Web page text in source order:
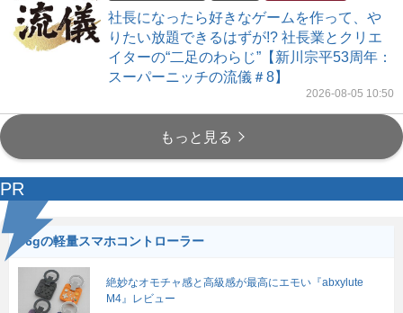
社長になったら好きなゲームを作って、や
りたい放題できるはずが!? 社長業とクリエ
イターの“二足のわらじ”【新川宗平53周年：
スーパーニッチの流儀＃8】
2026-08-05 10:50
もっと見る
PR
56gの軽量スマホコントローラー
絶妙なオモチャ感と高級感が最高にエモい『abxylute
M4』レビュー